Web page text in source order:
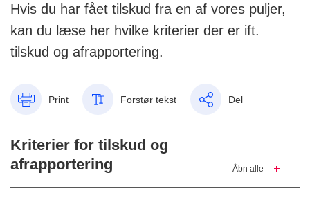
Hvis du har fået tilskud fra en af vores puljer,
kan du læse her hvilke kriterier der er ift.
tilskud og afrapportering.
Print Forstør tekst Del
Kriterier for tilskud og
afrapportering
Åbn alle